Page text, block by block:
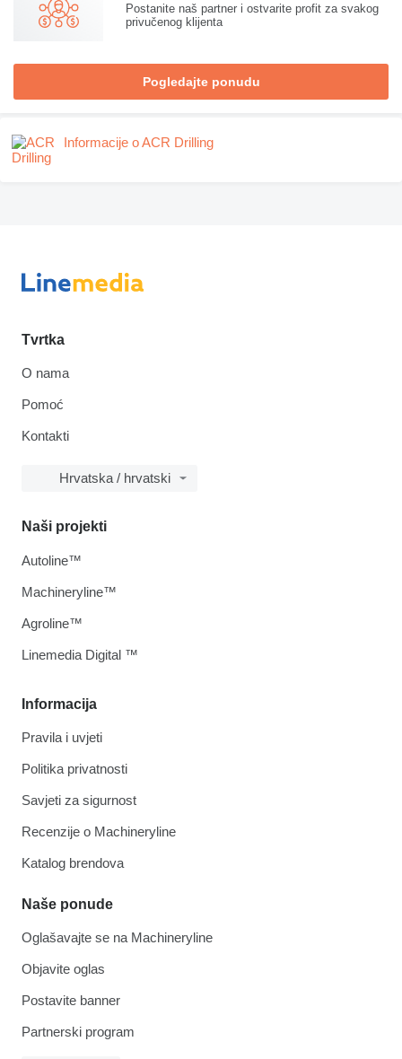
Postanite naš partner i ostvarite profit za svakog
privučenog klijenta
Pogledajte ponudu
Informacije o ACR Drilling
Tvrtka
O nama
Pomoć
Kontakti
Hrvatska / hrvatski
Informacija
Pravila i uvjeti
Politika privatnosti
Savjeti za sigurnost
Recenzije o Machineryline
Katalog brendova
Naše ponude
Oglašavajte se na Machineryline
Objavite oglas
Postavite banner
Partnerski program
Naši projekti
Autoline™
Machineryline™
Agroline™
Linemedia Digital ™